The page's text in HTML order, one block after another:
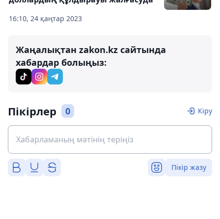
16:10, 24 қаңтар 2023
Жаңалықтан zakon.kz сайтында
хабардар болыңыз:
Пікірлер 0 Кіру
Пікір жазу